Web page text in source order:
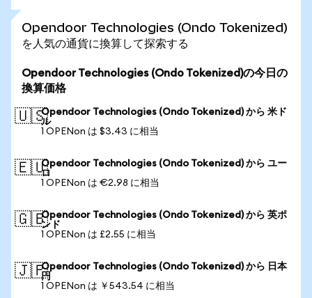
Opendoor Technologies (Ondo Tokenized)
を人気の通貨に換算して探索する
Opendoor Technologies (Ondo Tokenized)の今日の
換算価格
🇺🇸Opendoor Technologies (Ondo Tokenized) から 米ド
ル
1 OPENon は $3.43 に相当
🇪🇺Opendoor Technologies (Ondo Tokenized) から ユー
ロ
1 OPENon は €2.98 に相当
🇬🇧Opendoor Technologies (Ondo Tokenized) から 英ポ
ンド
1 OPENon は £2.55 に相当
🇯🇵Opendoor Technologies (Ondo Tokenized) から 日本
円
1 OPENon は ￥543.54 に相当